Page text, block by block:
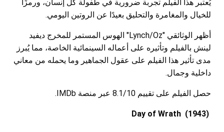
يُعتبر هذا الفيلم تجربة ضرورية في طفولة كل إنسان، ورمزًا
للخيال والمغامرة والتحليق بعيدًا عن الروتين اليومي.
أظهر الوثائقي "Lynch/Oz" الهوس المستمر للمخرج ديفيد
لينش بالفيلم وتأثيره على أعماله السينمائية الخاصة، مما يُبرز
مدى تأثير هذا الفيلم على عقول الجماهير وما يحمله من معاني
داخلية وجمال.
حصل الفيلم على تقييم 8.1/10 عبر منصة IMDb.